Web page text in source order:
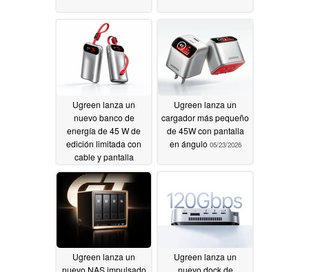
Ugreen lanza un
nuevo banco de
energía de 45 W de
edición limitada con
cable y pantalla
integrados05/23/2026
Ugreen lanza un
cargador más pequeño
de 45W con pantalla
en ángulo 05/23/2026
Ugreen lanza un
nuevo NAS impulsado
Ugreen lanza un
nuevo dock de